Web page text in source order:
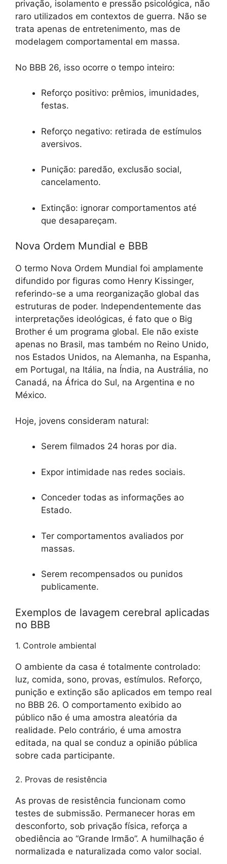
privação, isolamento e pressão psicológica, não
raro utilizados em contextos de guerra. Não se
trata apenas de entretenimento, mas de
modelagem comportamental em massa.
No BBB 26, isso ocorre o tempo inteiro:
Reforço positivo: prêmios, imunidades,
festas.
Reforço negativo: retirada de estímulos
aversivos.
Punição: paredão, exclusão social,
cancelamento.
Extinção: ignorar comportamentos até
que desapareçam.
Nova Ordem Mundial e BBB
O termo Nova Ordem Mundial foi amplamente
difundido por figuras como Henry Kissinger,
referindo-se a uma reorganização global das
estruturas de poder. Independentemente das
interpretações ideológicas, é fato que o Big
Brother é um programa global. Ele não existe
apenas no Brasil, mas também no Reino Unido,
nos Estados Unidos, na Alemanha, na Espanha,
em Portugal, na Itália, na Índia, na Austrália, no
Canadá, na África do Sul, na Argentina e no
México.
Hoje, jovens consideram natural:
Serem filmados 24 horas por dia.
Expor intimidade nas redes sociais.
Conceder todas as informações ao
Estado.
Ter comportamentos avaliados por
massas.
Serem recompensados ou punidos
publicamente.
Exemplos de lavagem cerebral aplicadas
no BBB
1. Controle ambiental
O ambiente da casa é totalmente controlado:
luz, comida, sono, provas, estímulos. Reforço,
punição e extinção são aplicados em tempo real
no BBB 26. O comportamento exibido ao
público não é uma amostra aleatória da
realidade. Pelo contrário, é uma amostra
editada, na qual se conduz a opinião pública
sobre cada participante.
2. Provas de resistência
As provas de resistência funcionam como
testes de submissão. Permanecer horas em
desconforto, sob privação física, reforça a
obediência ao “Grande Irmão”. A humilhação é
normalizada e naturalizada como valor social.